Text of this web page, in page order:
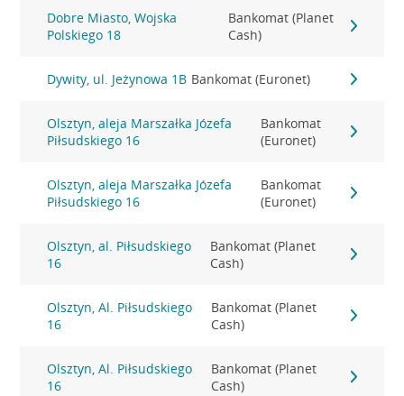
Dobre Miasto, Wojska
Polskiego 18
Bankomat (Planet
Cash)
Dywity, ul. Jeżynowa 1B Bankomat (Euronet)
Olsztyn, aleja Marszałka Józefa
Piłsudskiego 16
Bankomat
(Euronet)
Olsztyn, aleja Marszałka Józefa
Piłsudskiego 16
Bankomat
(Euronet)
Olsztyn, al. Piłsudskiego
16
Bankomat (Planet
Cash)
Olsztyn, Al. Piłsudskiego
16
Bankomat (Planet
Cash)
Olsztyn, Al. Piłsudskiego
16
Bankomat (Planet
Cash)